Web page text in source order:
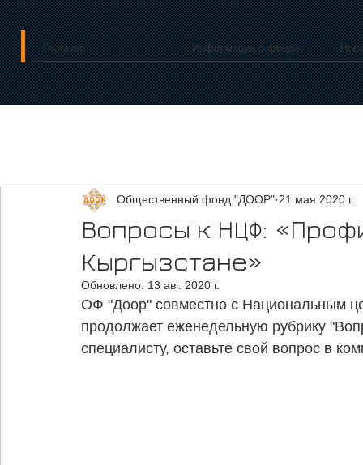
Главная Информация о фонде
Вопросы к НЦФ:
Кыргызстане»
Общественный фонд "ДООР" 21 мая 2020 г.
Обновлено: 13 авг. 2020 г.
ОФ "Доор" совместно с Национальным
продолжает еженедельную рубрику
специалисту, оставьте свой вопрос в